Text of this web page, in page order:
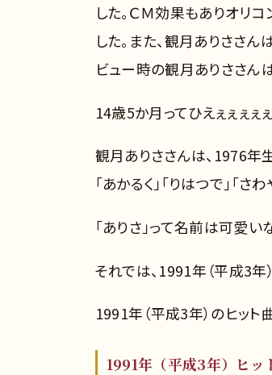
した。ＣＭ効果もありオリ
した。また、観月ありささ
ビュー時の観月ありささん
14歳5か月ってひえぇぇぇ
観月ありささんは、1976年
「あかるく」「りはつで」「
「ありさ」って名前は可愛
それでは、1991年（平成3年
1991年（平成3年）のヒット
1991年（平成3年）ヒッ